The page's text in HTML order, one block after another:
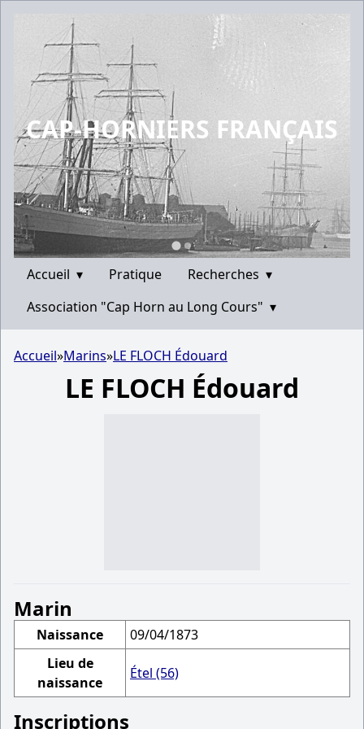
CAP-HORNIERS FRANÇAIS
Accueil ▾ Pratique Recherches ▾
Association "Cap Horn au Long Cours" ▾
Accueil»Marins»LE FLOCH Édouard
LE FLOCH Édouard
Marin
Naissance
09/04/1873
Lieu de
naissance
Étel (56)
Inscriptions